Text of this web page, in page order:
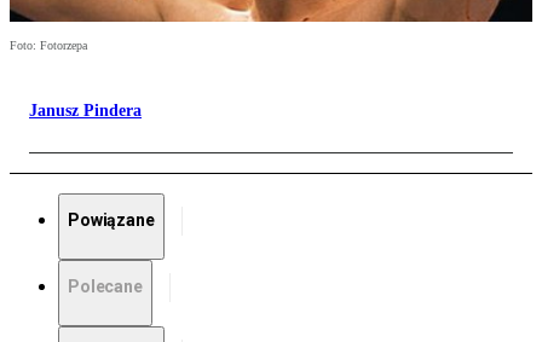
Foto: Fotorzepa
Janusz Pindera
Powiązane
Polecane